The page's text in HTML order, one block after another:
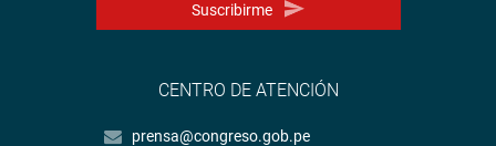
Suscribirme
CENTRO DE ATENCIÓN
prensa@congreso.gob.pe